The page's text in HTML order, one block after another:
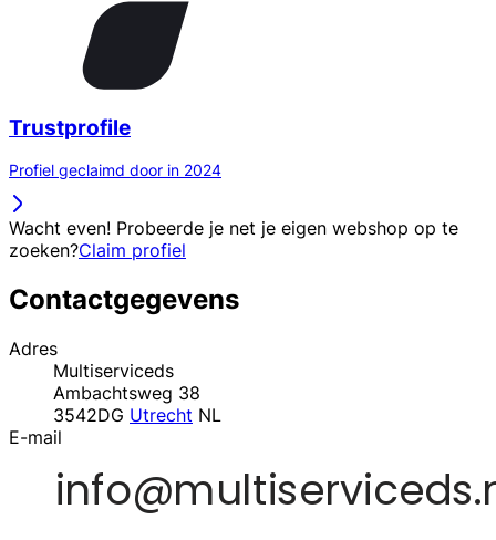
Trustprofile
Profiel geclaimd door in 2024
Wacht even! Probeerde je net je eigen webshop op te
zoeken?Claim profiel
Contactgegevens
Adres
Multiserviceds
Ambachtsweg 38
3542DG Utrecht NL
E-mail